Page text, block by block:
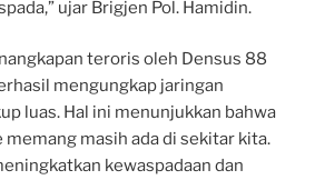
ujar Brigjen Pol. Hamidin.
teroris oleh Densus 88
mengungkap jaringan
luas. Hal ini menunjukkan bahwa
masih ada di sekitar kita.
kewaspadaan dan